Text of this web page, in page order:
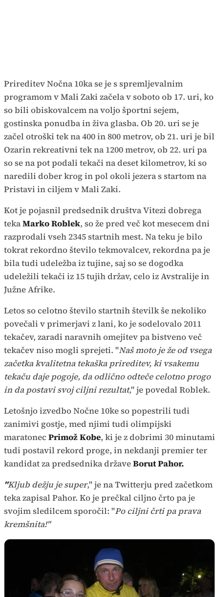
Prireditev Nočna 10ka se je s spremljevalnim
programom v Mali Zaki začela v soboto ob 17. uri, ko
so bili obiskovalcem na voljo športni sejem,
gostinska ponudba in živa glasba. Ob 20. uri se je
začel otroški tek na 400 in 800 metrov, ob 21. uri je bil
Ozarin rekreativni tek na 1200 metrov, ob 22. uri pa
so se na pot podali tekači na deset kilometrov, ki so
naredili dober krog in pol okoli jezera s startom na
Pristavi in ciljem v Mali Zaki.
Kot je pojasnil predsednik društva Vitezi dobrega
tekaMarko Roblek, so že pred več kot mesecem dni
razprodali vseh 2345 startnih mest. Na teku je bilo
tokrat rekordno število tekmovalcev, rekordna pa je
bila tudi udeležba iz tujine, saj so se dogodka
udeležili tekači iz 15 tujih držav, celo iz Avstralije in
Južne Afrike.
Letos so celotno število startnih številk še nekoliko
povečali v primerjavi z lani, ko je sodelovalo 2011
tekačev, zaradi naravnih omejitev pa bistveno več
tekačev niso mogli sprejeti. "Naš moto je že od vsega
začetka kvalitetna tekaška prireditev, ki vsakemu
tekaču daje pogoje, da odlično odteče celotno progo
in da postavi svoj ciljni rezultat," je povedal Roblek.
Letošnjo izvedbo Nočne 10ke so popestrili tudi
zanimivi gostje, med njimi tudi olimpijski
maratonecPrimož Kobe, ki je z dobrimi 30 minutami
tudi postavil rekord proge, in nekdanji premier ter
kandidat za predsednika državeBorut Pahor.
"Kljub dežju je super," je na Twitterju pred začetkom
teka zapisal Pahor. Ko je prečkal ciljno črto pa je
svojim sledilcem sporočil: "Po ciljni črti pa prava
kremšnita!"